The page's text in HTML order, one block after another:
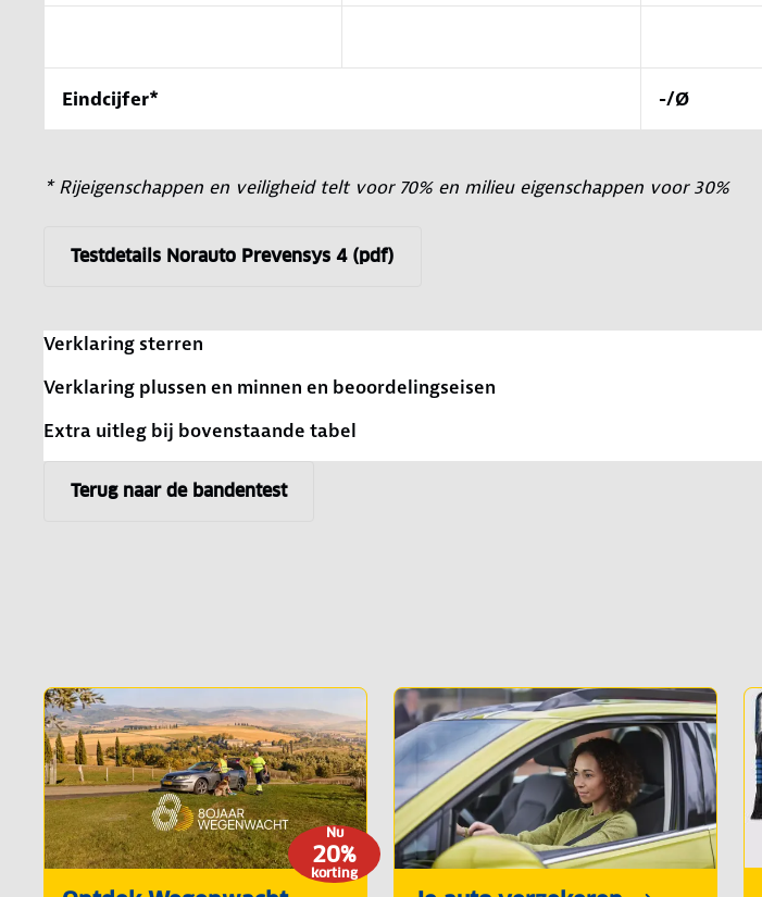
Eindcijfer* -/Ø
* Rijeigenschappen en veiligheid telt voor 70% en milieu eigenschappen voor 30%
Testdetails Norauto Prevensys 4 (pdf)
Verklaring sterren
Verklaring plussen en minnen en beoordelingseisen
Extra uitleg bij bovenstaande tabel
Terug naar de bandentest
Nu
20%
korting